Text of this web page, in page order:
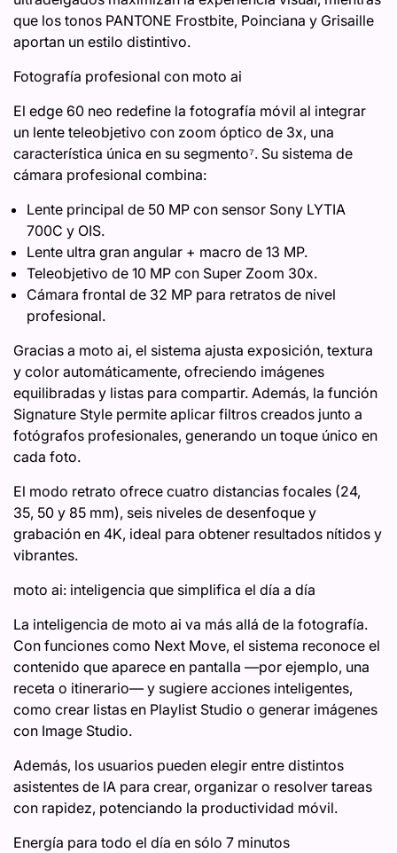
que los tonos PANTONE Frostbite, Poinciana y Grisaille
aportan un estilo distintivo.
Fotografía profesional con moto ai
El edge 60 neo redefine la fotografía móvil al integrar
un lente teleobjetivo con zoom óptico de 3x, una
característica única en su segmento⁷. Su sistema de
cámara profesional combina:
Lente principal de 50 MP con sensor Sony LYTIA
700C y OIS.
Lente ultra gran angular + macro de 13 MP.
Teleobjetivo de 10 MP con Super Zoom 30x.
Cámara frontal de 32 MP para retratos de nivel
profesional.
Gracias a moto ai, el sistema ajusta exposición, textura
y color automáticamente, ofreciendo imágenes
equilibradas y listas para compartir. Además, la función
Signature Style permite aplicar filtros creados junto a
fotógrafos profesionales, generando un toque único en
cada foto.
El modo retrato ofrece cuatro distancias focales (24,
35, 50 y 85 mm), seis niveles de desenfoque y
grabación en 4K, ideal para obtener resultados nítidos y
vibrantes.
moto ai: inteligencia que simplifica el día a día
La inteligencia de moto ai va más allá de la fotografía.
Con funciones como Next Move, el sistema reconoce el
contenido que aparece en pantalla —por ejemplo, una
receta o itinerario— y sugiere acciones inteligentes,
como crear listas en Playlist Studio o generar imágenes
con Image Studio.
Además, los usuarios pueden elegir entre distintos
asistentes de IA para crear, organizar o resolver tareas
con rapidez, potenciando la productividad móvil.
Energía para todo el día en sólo 7 minutos